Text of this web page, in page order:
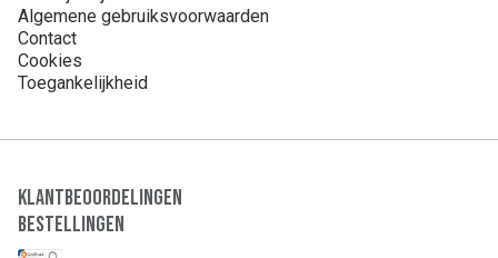
Algemene gebruiksvoorwaarden
Contact
Cookies
Toegankelijkheid
Klantbeoordelingen
Bestellingen